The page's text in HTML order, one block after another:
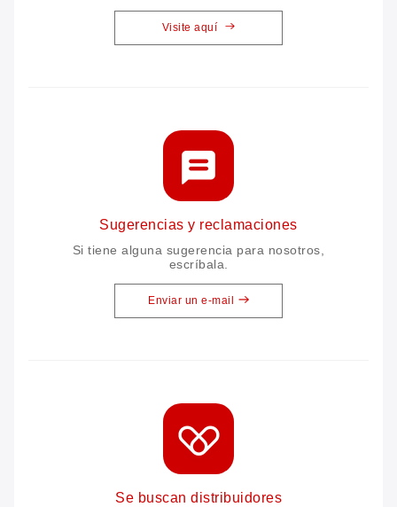
Visite aquí
Sugerencias y reclamaciones
Si tiene alguna sugerencia para nosotros,
escríbala.
Enviar un e-mail
Se buscan distribuidores